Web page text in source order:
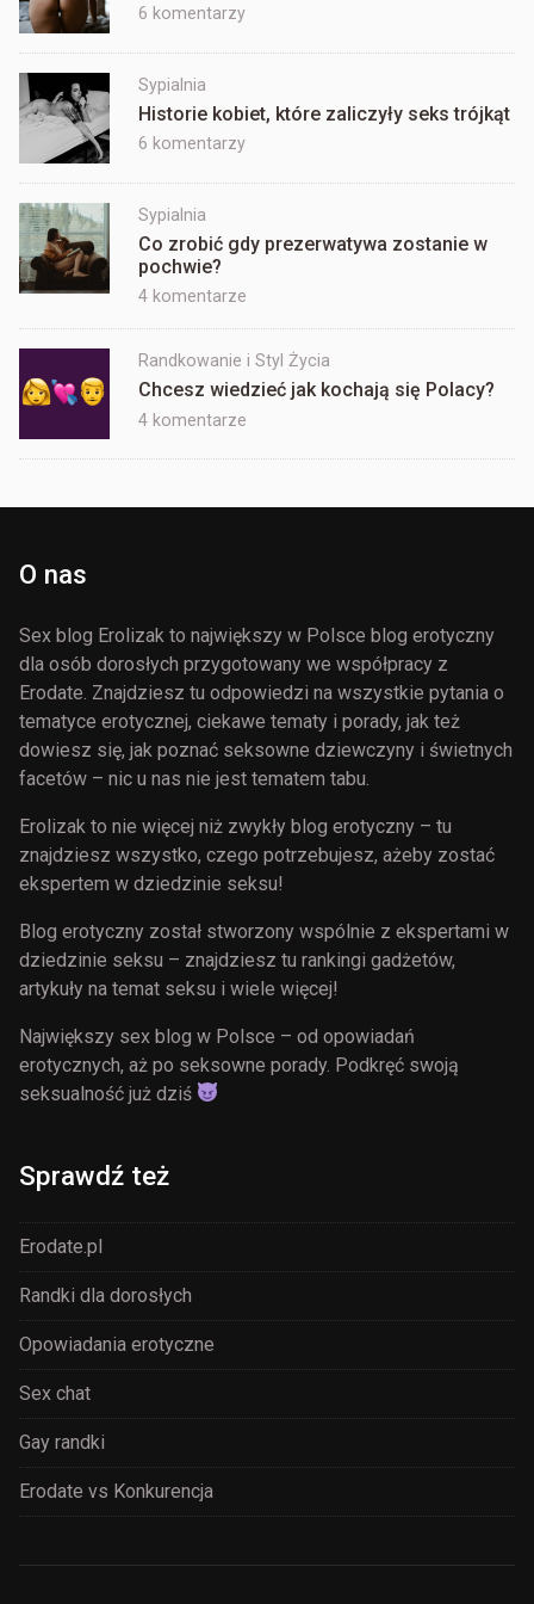
tego
6 komentarzydo
zostać
jego
Sypialnia
Historie kobiet, które zaliczyły seks trójkąt
6 komentarzydo
zaliczyły
trójkąt
Sypialnia
Co zrobić gdy prezerwatywa zostanie w
pochwie?
4 komentarze
gdy
prezerwatywa
Randkowanie i Styl Życia
Chcesz wiedzieć jak kochają się Polacy?
4 komentarze
O nas
Sex blog Erolizak to największy w Polsce blog erotyczny
dla osób dorosłych przygotowany we współpracy z
Erodate. Znajdziesz tu odpowiedzi na wszystkie pytania o
tematyce erotycznej, ciekawe tematy i porady, jak też
dowiesz się, jak poznać seksowne dziewczyny i świetnych
facetów – nic u nas nie jest tematem tabu.
Erolizak to nie więcej niż zwykły blog erotyczny – tu
znajdziesz wszystko, czego potrzebujesz, ażeby zostać
ekspertem w dziedzinie seksu!
Blog erotyczny został stworzony wspólnie z ekspertami w
dziedzinie seksu – znajdziesz tu rankingi gadżetów,
artykuły na temat seksu i wiele więcej!
Największy sex blog w Polsce – od opowiadań
erotycznych, aż po seksowne porady. Podkręć swoją
seksualność już dziś
Sprawdź też
Erodate.pl
Randki dla dorosłych
Opowiadania erotyczne
Sex chat
Gay randki
Erodate vs Konkurencja